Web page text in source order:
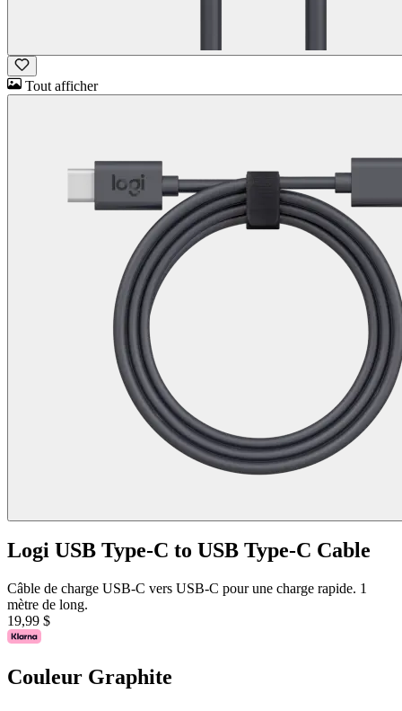
Tout afficher
Logi USB Type-C to USB Type-C Cable
Câble de charge USB-C vers USB-C pour une charge rapide. 1
mètre de long.
19,99 $
Couleur Graphite